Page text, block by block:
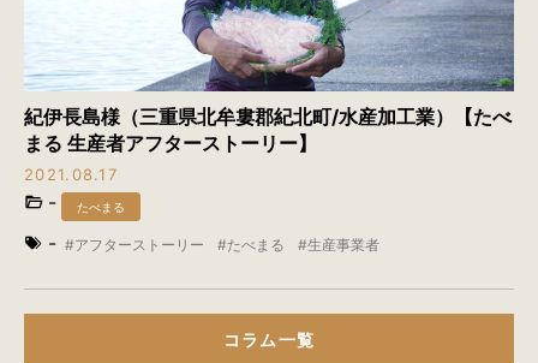
紀伊長島様（三重県北牟婁郡紀北町/水産加工業）【たべ
まる 生産者アフターストーリー】
2021.08.17
- たべまる
- アフターストーリー たべまる 生産事業者
コラム一覧